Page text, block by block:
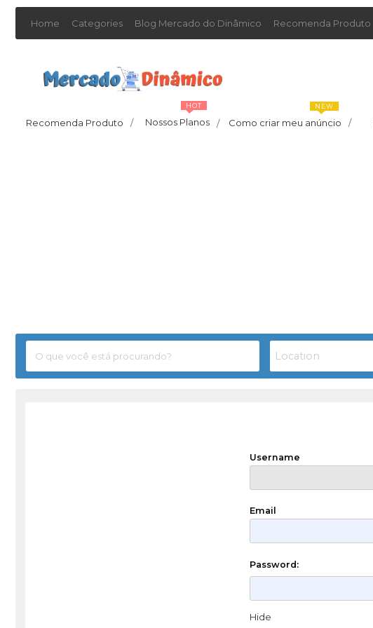
Home Categories Blog Mercado do Dinâmico Recomenda Produto
Recomenda Produto / Nossos Planos /
HOT
Como criar meu anúncio /
NEW
Username
Email
Password:
Hide